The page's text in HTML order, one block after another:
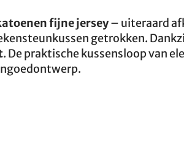
fijne jersey– uiteraard
getrokken.
. De praktische kussensloop van